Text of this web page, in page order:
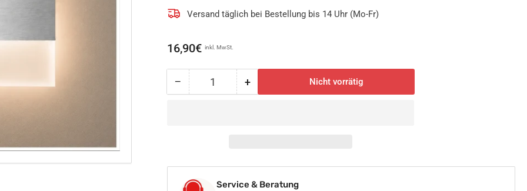
Versand täglich bei Bestellung bis 14 Uhr (Mo-Fr)
Normaler
16,90€ inkl. MwSt.
− Menge
Wandeinbaustrahler
Anzahl +Menge
Wandeinbaustrahler
Nicht vorrätig
Service & Beratung